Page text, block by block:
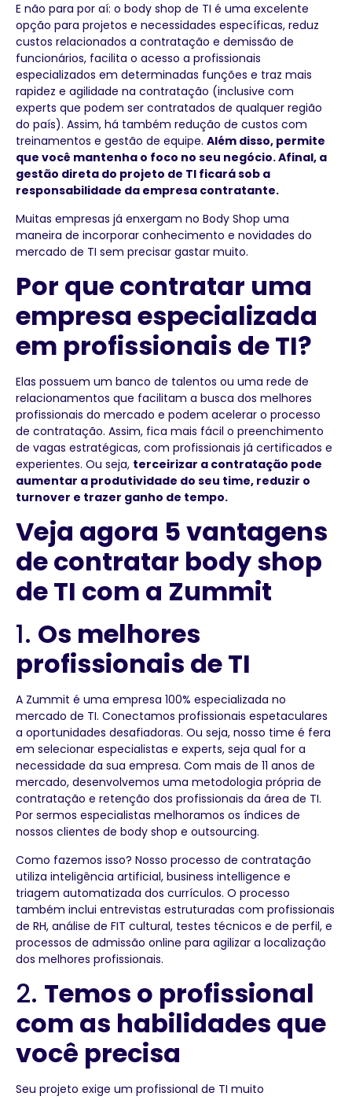
E não para por aí: o body shop de TI é uma excelente
opção para projetos e necessidades específicas, reduz
custos relacionados a contratação e demissão de
funcionários, facilita o acesso a profissionais
especializados em determinadas funções e traz mais
rapidez e agilidade na contratação (inclusive com
experts que podem ser contratados de qualquer região
do país). Assim, há também redução de custos com
treinamentos e gestão de equipe. Além disso, permite
que você mantenha o foco no seu negócio. Afinal, a
gestão direta do projeto de TI ficará sob a
responsabilidade da empresa contratante.
Muitas empresas já enxergam no Body Shop uma
maneira de incorporar conhecimento e novidades do
mercado de TI sem precisar gastar muito.
Por que contratar uma
empresa especializada
em profissionais de TI?
Elas possuem um banco de talentos ou uma rede de
relacionamentos que facilitam a busca dos melhores
profissionais do mercado e podem acelerar o processo
de contratação. Assim, fica mais fácil o preenchimento
de vagas estratégicas, com profissionais já certificados e
experientes. Ou seja, terceirizar a contratação pode
aumentar a produtividade do seu time, reduzir o
turnover e trazer ganho de tempo.
Veja agora 5 vantagens
de contratar body shop
de TI com a Zummit
1. Os melhores
profissionais de TI
A Zummit é uma empresa 100% especializada no
mercado de TI. Conectamos profissionais espetaculares
a oportunidades desafiadoras. Ou seja, nosso time é fera
em selecionar especialistas e experts, seja qual for a
necessidade da sua empresa. Com mais de 11 anos de
mercado, desenvolvemos uma metodologia própria de
contratação e retenção dos profissionais da área de TI.
Por sermos especialistas melhoramos os índices de
nossos clientes de body shop e outsourcing.
Como fazemos isso? Nosso processo de contratação
utiliza inteligência artificial, business intelligence e
triagem automatizada dos currículos. O processo
também inclui entrevistas estruturadas com profissionais
de RH, análise de FIT cultural, testes técnicos e de perfil, e
processos de admissão online para agilizar a localização
dos melhores profissionais.
2. Temos o profissional
com as habilidades que
você precisa
Seu projeto exige um profissional de TI muito